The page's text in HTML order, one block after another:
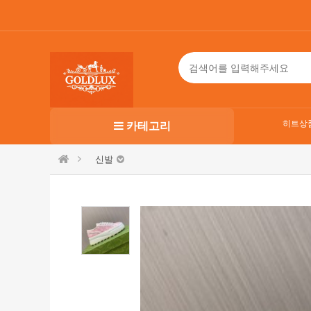
카테고리 히트상
신발